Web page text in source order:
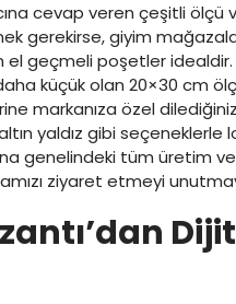
cevap veren çeşitli ölçü
gerekirse, giyim
geçmeli poşetler idealdir.
küçük olan 20×30 cm
markanıza özel
yaldız gibi seçeneklerle
genelindeki tüm üretim
ziyaret etmeyi